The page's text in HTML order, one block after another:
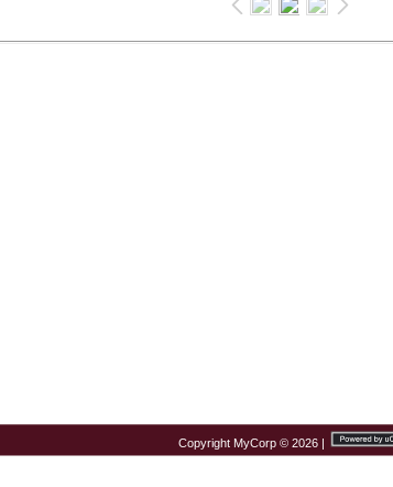
Copyright MyCorp © 2026 |